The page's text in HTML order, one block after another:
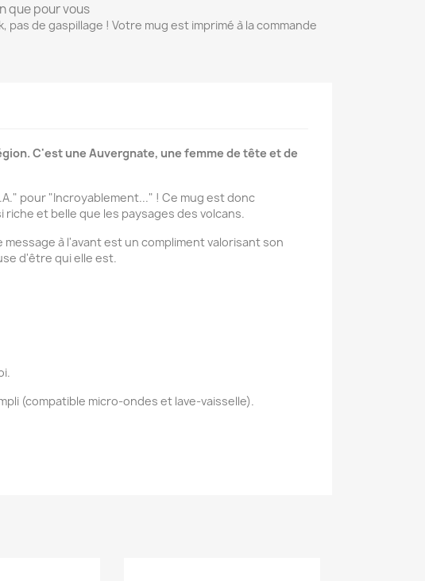
que pour vous
pas de gaspillage ! Votre mug est imprimé à la commande
C'est une Auvergnate, une femme de tête et de
pour "Incroyablement..." ! Ce mug est donc
et belle que les paysages des volcans.
à l'avant est un compliment valorisant son
d'être qui elle est.
(compatible micro-ondes et lave-vaisselle).